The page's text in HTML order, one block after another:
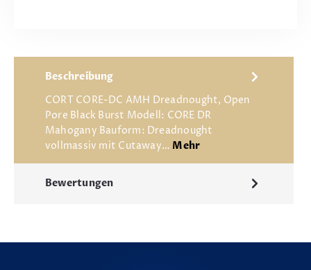
Beschreibung
CORT CORE-DC AMH Dreadnought, Open
Pore Black Burst Modell: CORE DR
Mahogany Bauform: Dreadnought
vollmassiv mit Cutaway… Mehr
Bewertungen